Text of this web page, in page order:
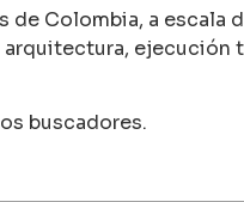
Colombia, a escala
ejecución
buscadores.